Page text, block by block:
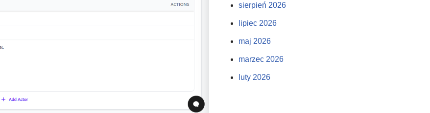
sierpień 2026
lipiec 2026
maj 2026
marzec 2026
luty 2026